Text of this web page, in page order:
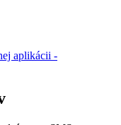
aplikácii -